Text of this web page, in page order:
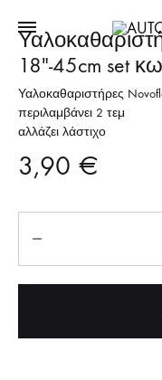
18″-45cm set
Υαλοκαθαριστήρες
περιλαμβάνει 2 τεμ
αλλάζει λάστιχο
3,90 €